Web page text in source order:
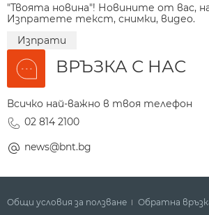
"Твоята новина"! Новините от вас,
Изпратете текст, снимки, видео.
Изпрати
ВРЪЗКА С НАС
Всичко най-важно в твоя телефон
02 814 2100
news@bnt.bg
Общи условия за ползване Обратна